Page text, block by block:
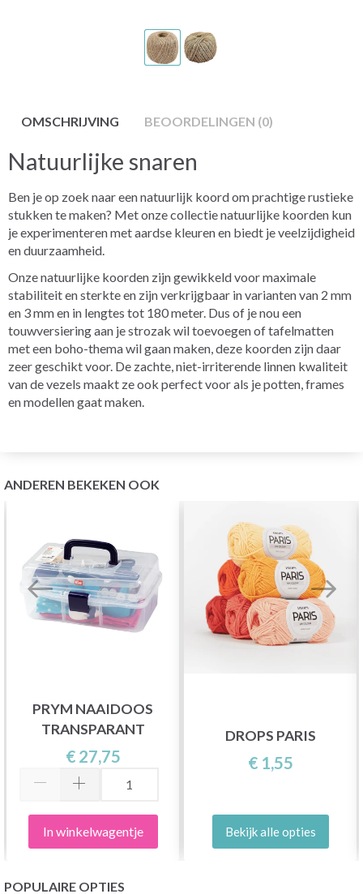
OMSCHRIJVING BEOORDELINGEN (0)
Natuurlijke snaren
Ben je op zoek naar een natuurlijk koord om prachtige rustieke
stukken te maken? Met onze collectie natuurlijke koorden kun
je experimenteren met aardse kleuren en biedt je veelzijdigheid
en duurzaamheid.
Onze natuurlijke koorden zijn gewikkeld voor maximale
stabiliteit en sterkte en zijn verkrijgbaar in varianten van 2 mm
en 3 mm en in lengtes tot 180 meter. Dus of je nou een
touwversiering aan je strozak wil toevoegen of tafelmatten
met een boho-thema wil gaan maken, deze koorden zijn daar
zeer geschikt voor. De zachte, niet-irriterende linnen kwaliteit
van de vezels maakt ze ook perfect voor als je potten, frames
en modellen gaat maken.
ANDEREN BEKEKEN OOK
PRYM NAAIDOOS
TRANSPARANT
€ 27,75
In winkelwagentje
DROPS PARIS
€ 1,55
Bekijk alle opties
POPULAIRE OPTIES